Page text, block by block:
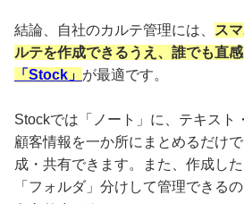
結論、自社のカルテ管理には、
ス
ルテを作成できるうえ、誰でも直
「Stock」 が最適です。
Stockでは「ノート」に、テキスト
顧客情報を一か所にまとめるだけ
成・共有できます。また、作成し
「フォルダ」分けして管理できる